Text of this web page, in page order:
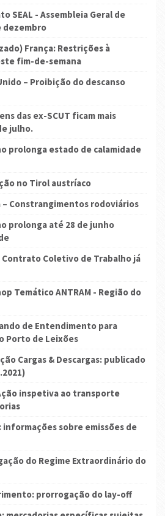
SEAL - Assembleia Geral de
dezembro
França: Restrições à
fim-de-semana
– Proibição do descanso
das ex-SCUT ficam mais
julho.
prolonga estado de calamidade
no Tirol austríaco
– Constrangimentos rodoviários
prolonga até 28 de junho
Contrato Coletivo de Trabalho já
Temático ANTRAM - Região do
de Entendimento para
Porto de Leixões
Cargas & Descargas: publicado
inspetiva ao transporte
informações sobre emissões de
do Regime Extraordinário do
prorrogação do lay-off